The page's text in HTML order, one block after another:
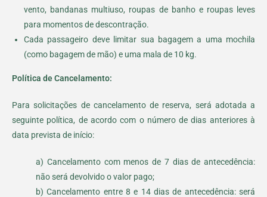
vento, bandanas multiuso, roupas de banho e roupas leves
para momentos de descontração.
Cada passageiro deve limitar sua bagagem a uma mochila
(como bagagem de mão) e uma mala de 10 kg.
Política de Cancelamento:
Para solicitações de cancelamento de reserva, será adotada a
seguinte política, de acordo com o número de dias anteriores à
data prevista de início:
a) Cancelamento com menos de 7 dias de antecedência:
não será devolvido o valor pago;
b) Cancelamento entre 8 e 14 dias de antecedência: será